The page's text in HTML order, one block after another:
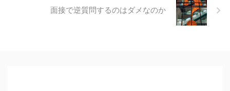
面接で逆質問するのはダメなのか